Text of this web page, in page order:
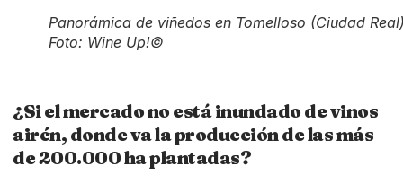
Panorámica de viñedos en Tomelloso (Ciudad
Foto: Wine Up!©
¿Si el mercado no está inundado de vinos
airén, donde va la producción de las más
de 200.000 ha plantadas?